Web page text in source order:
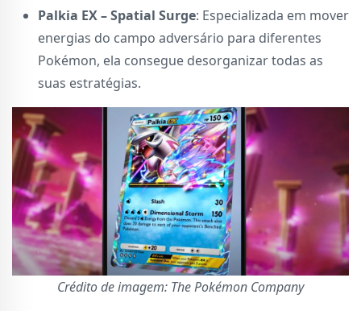
Palkia EX – Spatial Surge: Especializada em mover
energias do campo adversário para diferentes
Pokémon, ela consegue desorganizar todas as
suas estratégias.
Crédito de imagem: The Pokémon Company